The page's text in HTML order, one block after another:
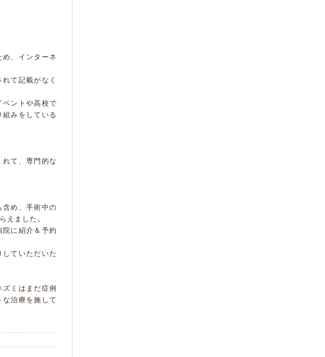
、インターネ
て記載がなく
ベントや高校で
みをしている
て、専門的な
め、手術中の
えました。
に紹介＆予約
ていただいた
ミはまだ症例
治療を施して